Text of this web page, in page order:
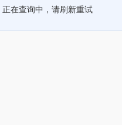
正在查询中，请刷新重试